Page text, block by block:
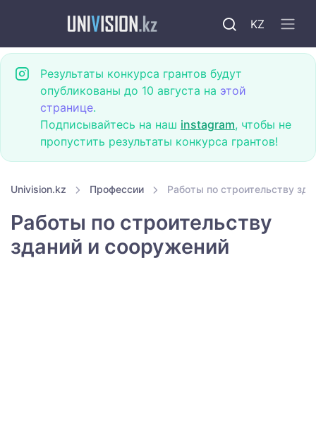
KZ
Результаты конкурса грантов будут
опубликованы до 10 августа на этой
странице.
Подписывайтесь на наш instagram, чтобы не
пропустить результаты конкурса грантов!
Univision.kz Профессии Работы по строительству
Работы по строительству
зданий и сооружений